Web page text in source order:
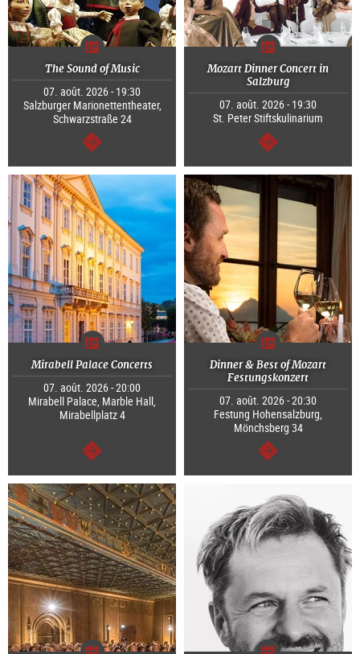
The Sound of Music
07. août. 2026 - 19:30
Salzburger Marionettentheater,
Schwarzstraße 24
Continuer
Mozart Dinner Concert in
Salzburg
07. août. 2026 - 19:30
St. Peter Stiftskulinarium
Continuer
Mirabell Palace Concerts
07. août. 2026 - 20:00
Mirabell Palace, Marble Hall,
Mirabellplatz 4
Continuer
Dinner & Best of Mozart
Festungskonzert
07. août. 2026 - 20:30
Festung Hohensalzburg,
Mönchsberg 34
Continuer